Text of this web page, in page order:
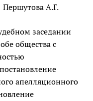
Першутова А.Г.
заседании
общества с
апелляционного